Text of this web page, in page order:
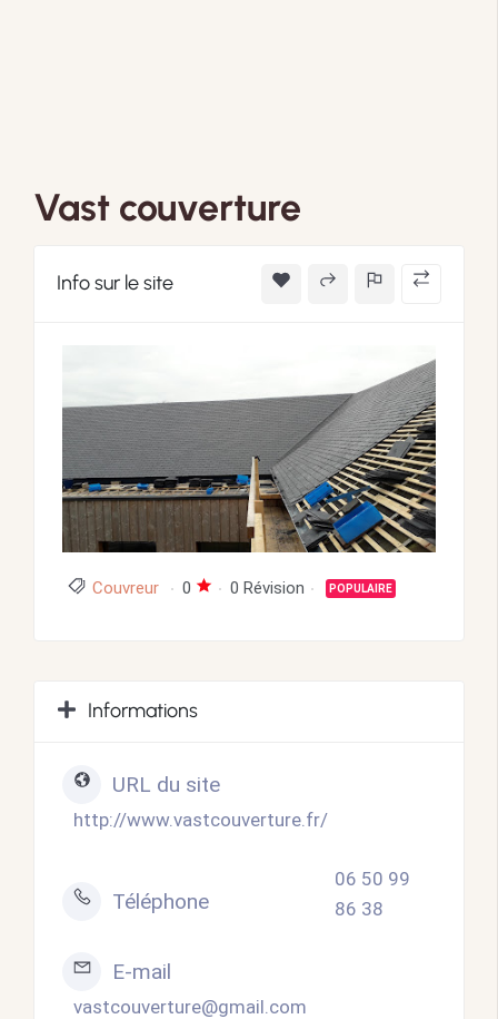
Vast couverture
Info sur le site
Couvreur 0 0 Révision POPULAIRE
Informations
URL du site
http://www.vastcouverture.fr/
Téléphone
06 50 99
86 38
E-mail
vastcouverture@gmail.com